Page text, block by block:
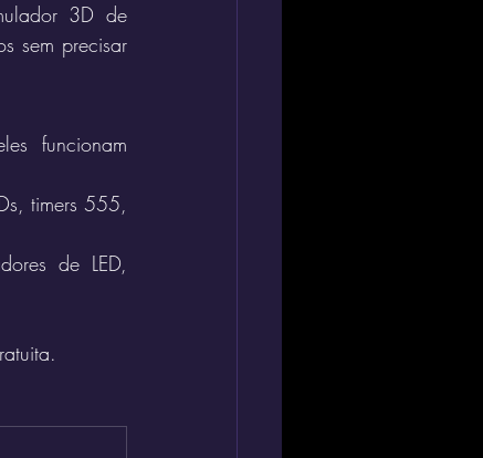
3D de
sem precisar
funcionam
timers 555,
de LED,